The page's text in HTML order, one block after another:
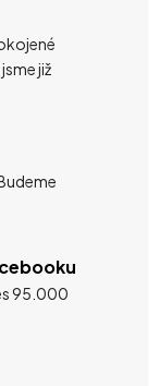
již
95.000